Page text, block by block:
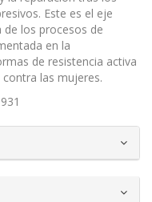
Este es el eje
los procesos de
en la
de resistencia activa
las mujeres.
931